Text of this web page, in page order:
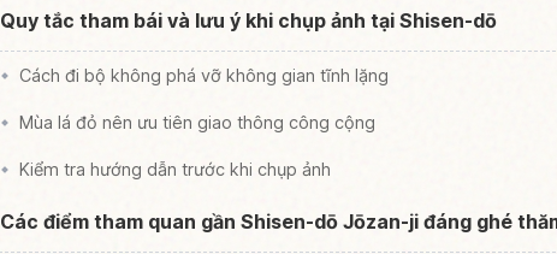
Quy tắc tham bái và lưu ý khi chụp ảnh tại Shisen-dō
Cách đi bộ không phá vỡ không gian tĩnh lặng
Mùa lá đỏ nên ưu tiên giao thông công cộng
Kiểm tra hướng dẫn trước khi chụp ảnh
Các điểm tham quan gần Shisen-dō Jōzan-ji đáng ghé